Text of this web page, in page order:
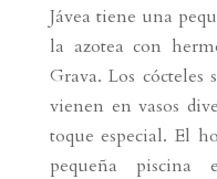
Jávea tiene una
la azotea con
Grava. Los cócteles
vienen en vasos
toque especial. El
pequeña